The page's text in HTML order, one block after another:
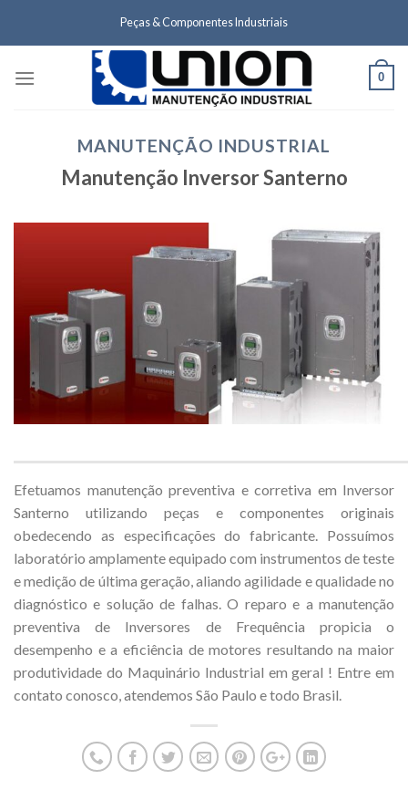
Peças & Componentes Industriais
0
MANUTENÇÃO INDUSTRIAL
Manutenção Inversor Santerno
Efetuamos manutenção preventiva e corretiva em Inversor
Santerno utilizando peças e componentes originais
obedecendo as especificações do fabricante. Possuímos
laboratório amplamente equipado com instrumentos de teste
e medição de última geração, aliando agilidade e qualidade no
diagnóstico e solução de falhas. O reparo e a manutenção
preventiva de Inversores de Frequência propicia o
desempenho e a eficiência de motores resultando na maior
produtividade do Maquinário Industrial em geral ! Entre em
contato conosco, atendemos São Paulo e todo Brasil.